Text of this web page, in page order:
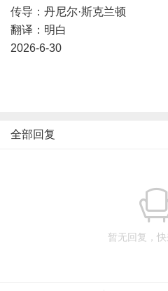
传导：丹尼尔·斯克兰顿
翻译：明白
2026-6-30
全部回复
暂无回复，